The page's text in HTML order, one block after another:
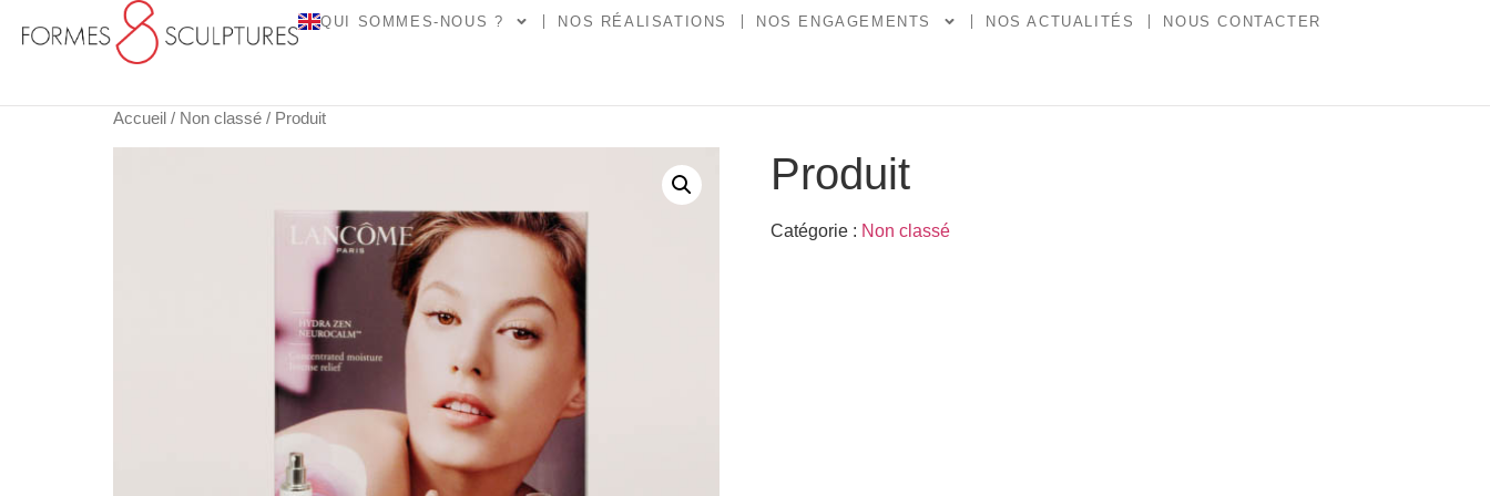
QUI SOMMES-NOUS ? NOS RÉALISATIONS NOS ENGAGEMENTS NOS ACTUALITÉS NOUS CONTACTER
Accueil / Non classé / Produit
Produit
Catégorie : Non classé